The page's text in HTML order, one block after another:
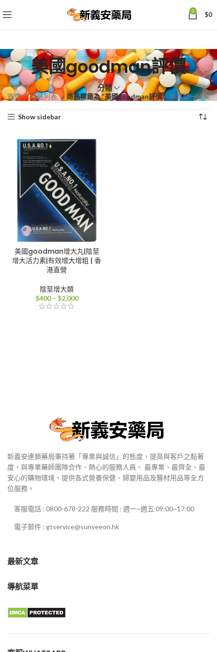
0 $0
美國goodman評價
分類
首頁 商品列表 商品標籤為 “美國goodman評價” 顯示單一結果
Show sidebar
美國goodman增大丸|陰莖
增大活力素|有效增大增粗 | 香
港直營
陰莖增大類
$400 – $2,000價
新義安連鎖藥局秉持著「專業與誠信」的態度，提高與客戶之黏著
度，與專業藥師團隊合作、熱心的服務人員、 最專業、最齊全、最
安心的購物環境，提供各式營養保健、婦嬰用品及醫材用品等全方
位服務。
客服電話 : 0800-678-222 服務時間 : 週一~週五 09:00~17:00
電子郵件 : gtservice@sunyeeon.hk
最新文章
導航菜單